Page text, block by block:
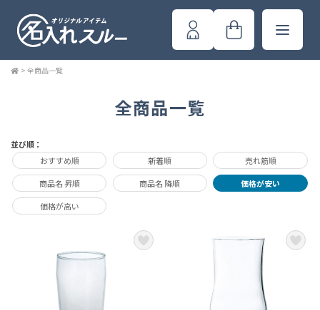
> 全商品一覧
全商品一覧
並び順：
おすすめ順
新着順 売れ筋順
商品名 昇順 商品名 降順 価格が安い
価格が高い